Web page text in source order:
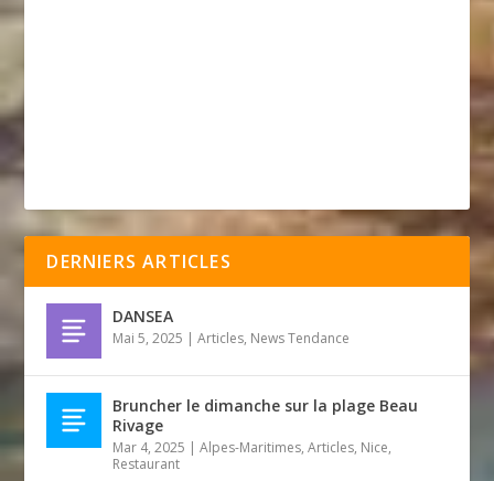
DERNIERS ARTICLES
DANSEA
Mai 5, 2025 |Articles, News Tendance
Bruncher le dimanche sur la plage Beau
Rivage
Mar 4, 2025 |Alpes-Maritimes,Articles, Nice,
Restaurant